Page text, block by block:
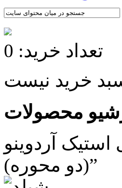
تعداد خرید: 0
محصولات
آردوینو
(دو محوره)”